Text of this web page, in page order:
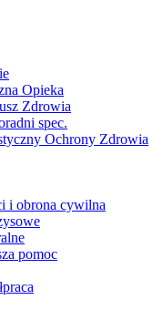
Opieka
Zdrowia
spec.
Ochrony Zdrowia
i obrona cywilna
pomoc